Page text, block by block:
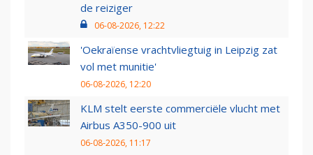
de reiziger
06-08-2026, 12:22
'Oekraïense vrachtvliegtuig in Leipzig zat
vol met munitie'
06-08-2026, 12:20
KLM stelt eerste commerciële vlucht met
Airbus A350-900 uit
06-08-2026, 11:17